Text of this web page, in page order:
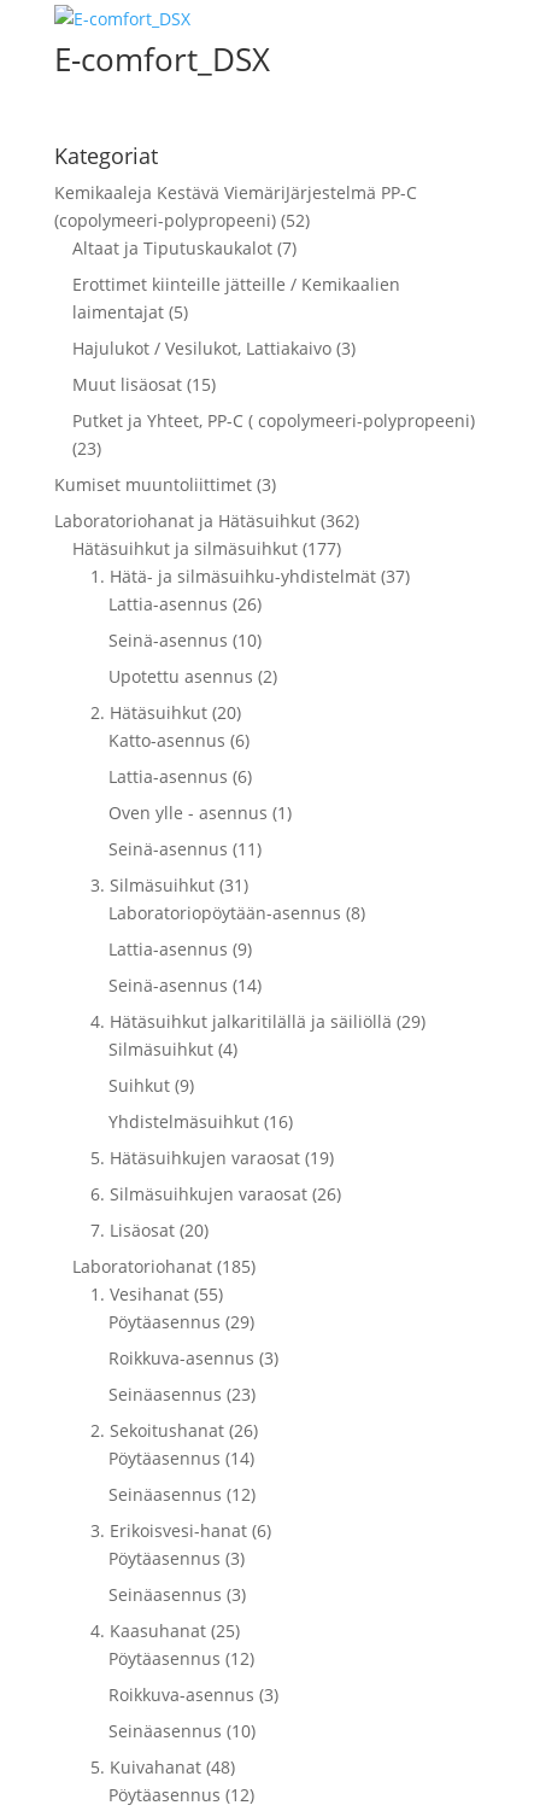
E-comfort_DSX
Kategoriat
Kemikaaleja Kestävä ViemäriJärjestelmä PP-C
(copolymeeri-polypropeeni) (52)
Altaat ja Tiputuskaukalot (7)
Erottimet kiinteille jätteille / Kemikaalien
laimentajat (5)
Hajulukot / Vesilukot, Lattiakaivo (3)
Muut lisäosat (15)
Putket ja Yhteet, PP-C ( copolymeeri-polypropeeni)
(23)
Kumiset muuntoliittimet (3)
Laboratoriohanat ja Hätäsuihkut (362)
Hätäsuihkut ja silmäsuihkut (177)
1. Hätä- ja silmäsuihku-yhdistelmät (37)
Lattia-asennus (26)
Seinä-asennus (10)
Upotettu asennus (2)
2. Hätäsuihkut (20)
Katto-asennus (6)
Lattia-asennus (6)
Oven ylle - asennus (1)
Seinä-asennus (11)
3. Silmäsuihkut (31)
Laboratoriopöytään-asennus (8)
Lattia-asennus (9)
Seinä-asennus (14)
4. Hätäsuihkut jalkaritilällä ja säiliöllä (29)
Silmäsuihkut (4)
Suihkut (9)
Yhdistelmäsuihkut (16)
5. Hätäsuihkujen varaosat (19)
6. Silmäsuihkujen varaosat (26)
7. Lisäosat (20)
Laboratoriohanat (185)
1. Vesihanat (55)
Pöytäasennus (29)
Roikkuva-asennus (3)
Seinäasennus (23)
2. Sekoitushanat (26)
Pöytäasennus (14)
Seinäasennus (12)
3. Erikoisvesi-hanat (6)
Pöytäasennus (3)
Seinäasennus (3)
4. Kaasuhanat (25)
Pöytäasennus (12)
Roikkuva-asennus (3)
Seinäasennus (10)
5. Kuivahanat (48)
Pöytäasennus (12)